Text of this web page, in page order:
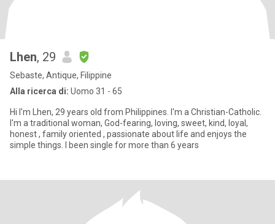
Lhen, 29
Sebaste, Antique, Filippine
Alla ricerca di: Uomo 31 - 65
Hi I'm Lhen, 29 years old from Philippines. I'm a Christian-Catholic.
I'm a traditional woman, God-fearing, loving, sweet, kind, loyal,
honest , family oriented , passionate about life and enjoys the
simple things. I been single for more than 6 years